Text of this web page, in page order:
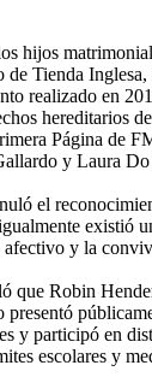
hijos
Tienda Inglesa,
realizado en
hereditarios
Página de
y Laura
el
existió
y la
que Robin
y participó en
escolares y